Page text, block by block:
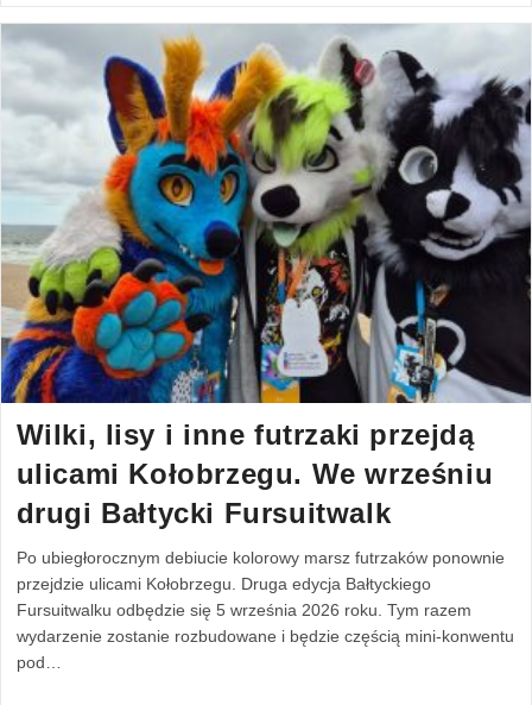
Wilki, lisy i inne futrzaki przejdą
ulicami Kołobrzegu. We wrześniu
drugi Bałtycki Fursuitwalk
Po ubiegłorocznym debiucie kolorowy marsz futrzaków ponownie
przejdzie ulicami Kołobrzegu. Druga edycja Bałtyckiego
Fursuitwalku odbędzie się 5 września 2026 roku. Tym razem
wydarzenie zostanie rozbudowane i będzie częścią mini-konwentu
pod…